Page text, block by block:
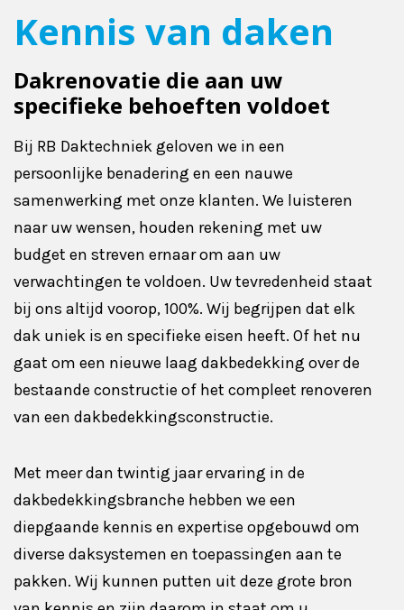
Kennis van daken
Dakrenovatie die aan uw
specifieke behoeften voldoet
Bij RB Daktechniek geloven we in een
persoonlijke benadering en een nauwe
samenwerking met onze klanten. We luisteren
naar uw wensen, houden rekening met uw
budget en streven ernaar om aan uw
verwachtingen te voldoen. Uw tevredenheid staat
bij ons altijd voorop, 100%. Wij begrijpen dat elk
dak uniek is en specifieke eisen heeft. Of het nu
gaat om een nieuwe laag dakbedekking over de
bestaande constructie of het compleet renoveren
van een dakbedekkingsconstructie.
Met meer dan twintig jaar ervaring in de
dakbedekkingsbranche hebben we een
diepgaande kennis en expertise opgebouwd om
diverse daksystemen en toepassingen aan te
pakken. Wij kunnen putten uit deze grote bron